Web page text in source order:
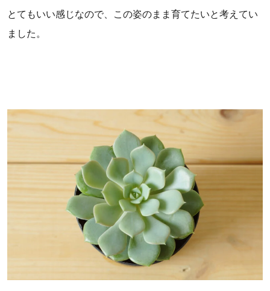
とてもいい感じなので、この姿のまま育てたいと考えてい
ました。